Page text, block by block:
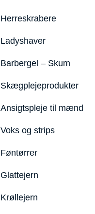
Herreskrabere
Ladyshaver
Barbergel – Skum
Skægplejeprodukter
Ansigtspleje til mænd
Voks og strips
Føntørrer
Glattejern
Krøllejern